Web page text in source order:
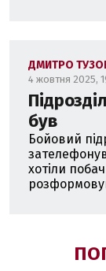
ДМИТРО
4 жовтня 2025,
був
Бойовий
хотіли